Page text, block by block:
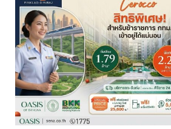
หาฯ
เร่ง
ปลด
ล็อก
“คน
กทม.
บ้าน”